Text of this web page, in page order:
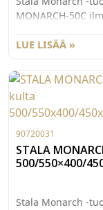
MONARCH-50C
niin rohkeita
teräksestä
kestävä pinta
edistyksellisestä
minimileveys
500x400x200mm.
LUE LISÄÄ »
90720031
STALA
500/550×400/
Stala Monarch -